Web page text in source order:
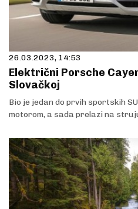
26.03.2023, 14:53
Električni Porsche
Slovačkoj
​Bio je jedan do prvih sportskih
motorom, a sada prelazi na